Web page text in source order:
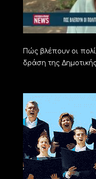
Πώς βλέπουν οι
δράση της